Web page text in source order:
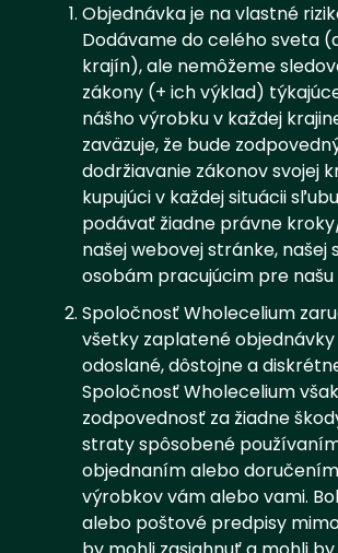
Objednávka je na vlastné
Dodávame do celého sveta
krajín), ale nemôžeme
zákony (+ ich výklad)
nášho výrobku v každej
zaväzuje, že bude
dodržiavanie zákonov svojej
kupujúci v každej situácii
podávať žiadne právne
našej webovej stránke, našej
osobám pracujúcim pre
Spoločnosť Wholecelium
všetky zaplatené objednávky
odoslané, dôstojne a
Spoločnosť Wholecelium
zodpovednosť za žiadne
straty spôsobené
objednaním alebo
výrobkov vám alebo vami.
alebo poštové predpisy